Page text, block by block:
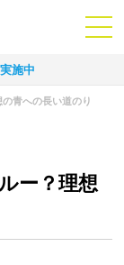
施中
青への長い道のり
ー？理想